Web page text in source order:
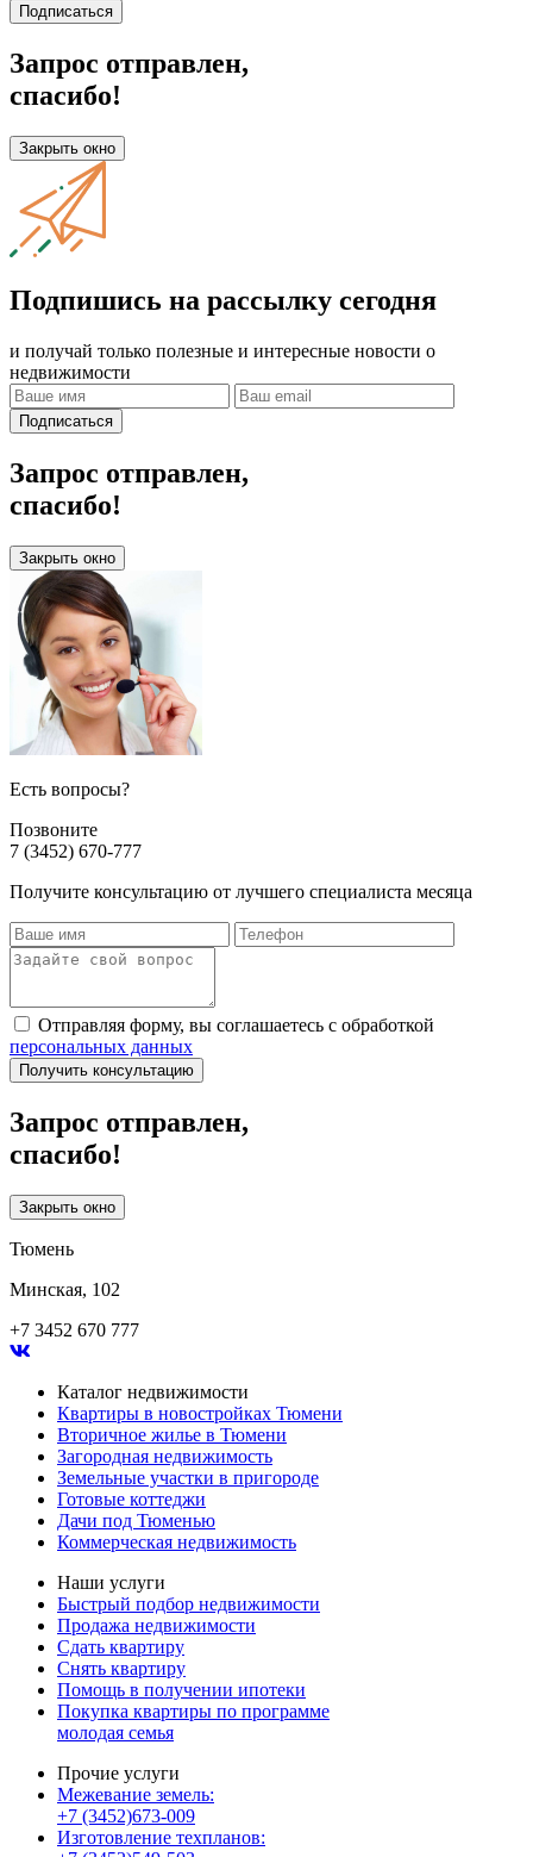
Подписаться
Запрос отправлен,
спасибо!
Закрыть окно
Подпишись на рассылку сегодня
и получай только полезные и интересные новости о
недвижимости
Подписаться
Запрос отправлен,
спасибо!
Закрыть окно
Есть вопросы?
Позвоните
7 (3452) 670-777
Получите консультацию от лучшего специалиста месяца
Отправляя форму, вы соглашаетесь с обработкой
персональных данных
Получить консультацию
Запрос отправлен,
спасибо!
Закрыть окно
Тюмень
Минская, 102
+7 3452 670 777
Каталог недвижимости
Квартиры в новостройках Тюмени
Вторичное жилье в Тюмени
Загородная недвижимость
Земельные участки в пригороде
Готовые коттеджи
Дачи под Тюменью
Коммерческая недвижимость
Наши услуги
Быстрый подбор недвижимости
Продажа недвижимости
Сдать квартиру
Снять квартиру
Помощь в получении ипотеки
Покупка квартиры по программе
молодая семья
Прочие услуги
Межевание земель:
+7 (3452)673-009
Изготовление техпланов: